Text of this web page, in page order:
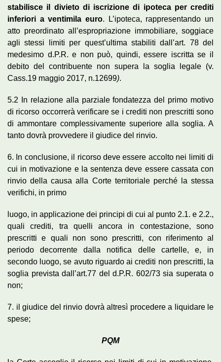
stabilisce il divieto di iscrizione di ipoteca per crediti
inferiori a ventimila euro. L’ipoteca, rappresentando un
atto preordinato all’espropriazione immobiliare, soggiace
agli stessi limiti per quest’ultima stabiliti dall’art. 78 del
medesimo d.P.R. e non può, quindi, essere iscritta se il
debito del contribuente non supera la soglia legale (v.
Cass.19 maggio 2017, n.12699).
5.2 In relazione alla parziale fondatezza del primo motivo
di ricorso occorrerà verificare se i crediti non prescritti sono
di ammontare complessivamente superiore alla soglia. A
tanto dovrà provvedere il giudice del rinvio.
6. In conclusione, il ricorso deve essere accolto nei limiti di
cui in motivazione e la sentenza deve essere cassata con
rinvio della causa alla Corte territoriale perché la stessa
verifichi, in primo
luogo, in applicazione dei principi di cui al punto 2.1. e 2.2.,
quali crediti, tra quelli ancora in contestazione, sono
prescritti e quali non sono prescritti, con riferimento al
periodo decorrente dalla notifica delle cartelle, e, in
secondo luogo, se avuto riguardo ai crediti non prescritti, la
soglia prevista dall’art.77 del d.P.R. 602/73 sia superata o
non;
7. il giudice del rinvio dovrà altresì procedere a liquidare le
spese;
PQM